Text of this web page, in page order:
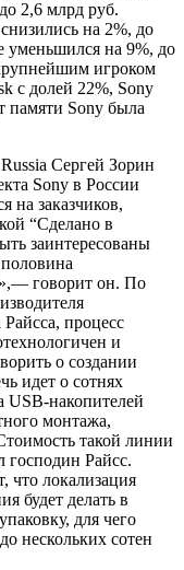
2,6 млрд руб.
на 2%, до
уменьшился на 9%, до
игроком
с долей 22%, Sony
памяти Sony была
Сергей Зорин
Sony в России
на заказчиков,
“Сделано в
заинтересованы
говорит он. По
процесс
и
о создании
идет о сотнях
USB-накопителей
монтажа,
такой линии
господин Райсс.
что локализация
будет делать в
для чего
нескольких сотен